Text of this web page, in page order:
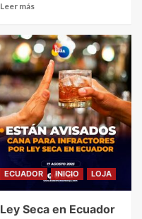
Leer más
ECUADOR INICIO LOJA
Ley Seca en Ecuador